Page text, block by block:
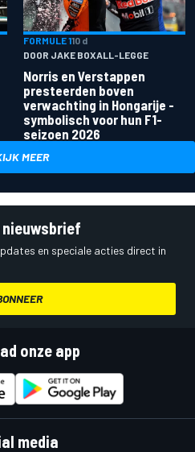
FORMULE 110 d
DOOR JAKE BOXALL-LEGGE
Norris en Verstappen
presteerden boven
verwachting in Hongarije -
symbolisch voor hun F1-
seizoen 2026
MEER
nieuwsbrief
en speciale acties direct in
onze app
media